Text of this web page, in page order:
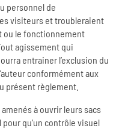
personnel de
visiteurs et troubleraient
ou le fonctionnement
agissement qui
entrainer l’exclusion du
conformément aux
présent règlement.
à ouvrir leurs sacs
qu’un contrôle visuel